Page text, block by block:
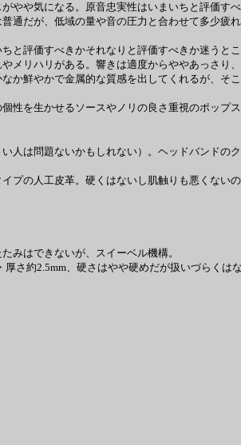
や気になる。原音忠実性はいまいちと評価す
通だが、低域の量や音の圧力と合わせて多少
評価すべきかそれなりと評価すべきか迷うと
リハリがある。響きは適度からややあっさり
鮮やかで金属的な質感を出してくれるが、そ
を生かせるソースやノリの良さ重視のポップス
は問題ないかもしれない）。ヘッドバンドの
の人工皮革。硬くはないし肌触りも悪くない
みはできないが、スイーベル機構。
約2.5mm、硬さはやや硬めだが扱いづらくは